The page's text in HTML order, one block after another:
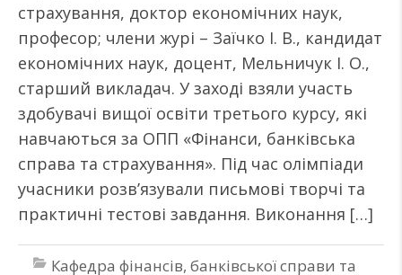
страхування, доктор економічних наук,
професор; члени журі – Заїчко І. В., кандидат
економічних наук, доцент, Мельничук І. О.,
старший викладач. У заході взяли участь
здобувачі вищої освіти третього курсу, які
навчаються за ОПП «Фінанси, банківська
справа та страхування». Під час олімпіади
учасники розв’язували письмові творчі та
практичні тестові завдання. Виконання […]
Кафедра фінансів, банківської справи та